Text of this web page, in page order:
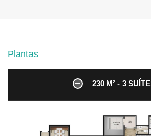
Plantas
230 M² - 3